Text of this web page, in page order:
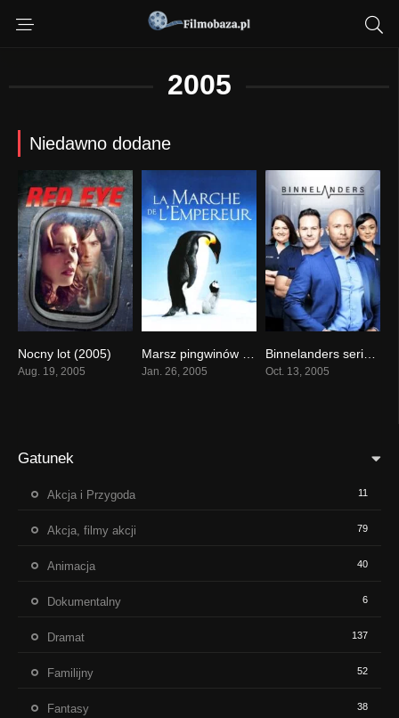
2005
Niedawno dodane
Nocny lot (2005)
Aug. 19, 2005
0
Jan. 26, 2005
5.447
Binnelanders serial online obejrzyj
Oct. 13, 2005
Gatunek
Akcja i Przygoda 11
Akcja, filmy akcji 79
Animacja 40
Dokumentalny 6
Dramat 137
Familijny 52
Fantasy 38